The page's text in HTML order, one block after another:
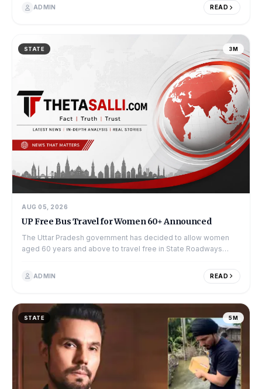
ADMIN READ
STATE 3M
AUG 05, 2026
UP Free Bus Travel for Women 60+ Announced
The Uttar Pradesh government has decided to allow women
aged 60 years and above to travel free in State Roadways
ADMIN READ
STATE 5M